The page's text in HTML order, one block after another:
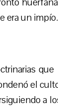
eraunimpío.
el
a